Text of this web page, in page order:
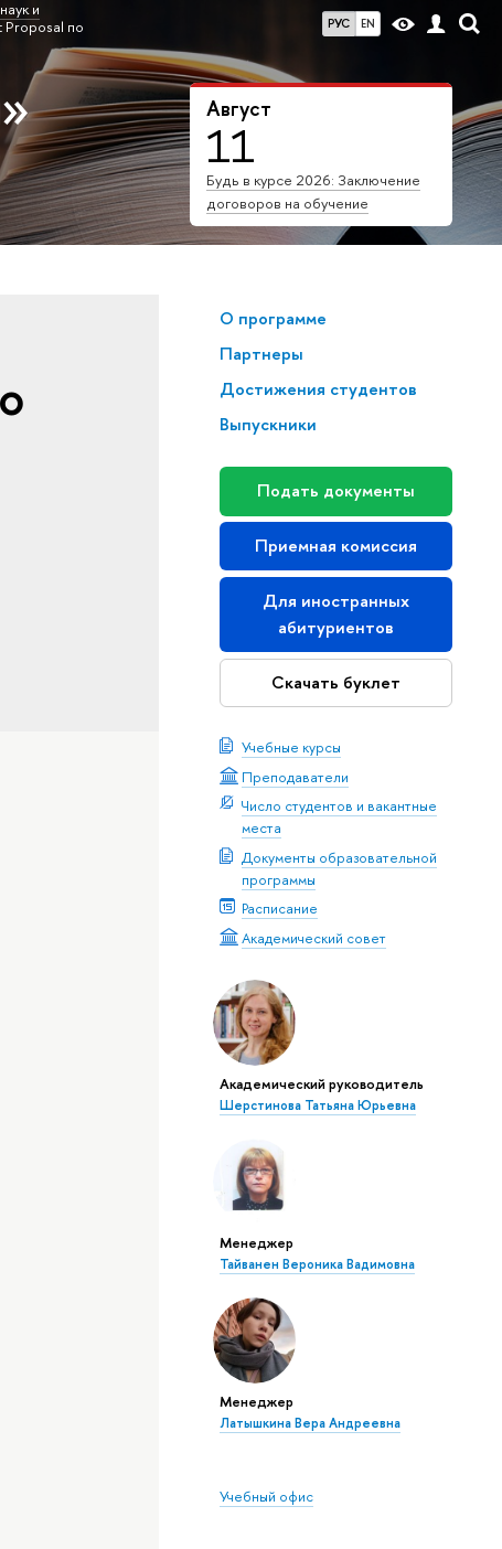
РУС EN
и
по
Август
11
Будь в курсе 2026: Заключение
договоров на обучение
О программе
Партнеры
Достижения студентов
Выпускники
Подать документы
Приемная комиссия
Для иностранных
абитуриентов
Скачать буклет
Учебные курсы
Преподаватели
Число студентов и вакантные
места
Документы образовательной
программы
Расписание
Академический совет
Академический руководитель
Шерстинова Татьяна Юрьевна
Менеджер
Тайванен Вероника Вадимовна
Менеджер
Латышкина Вера Андреевна
Учебный офис